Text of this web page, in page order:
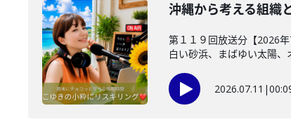
沖縄から考える組織
第１１９回放送分【2026
白い砂浜、まばゆい太陽、
2026.07.11 |